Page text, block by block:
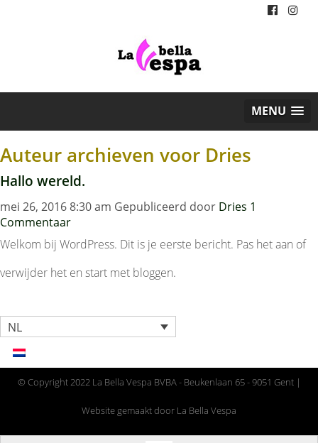
MENU
Auteur archieven voor Dries
Hallo wereld.
mei 26, 2016 8:30 am Gepubliceerd door Dries 1
Commentaar
Welkom bij WordPress. Dit is je eerste bericht. Pas het aan of
verwijder het en start met bloggen.
NL
© Copyright 2022 La Bella Vespa BVBA - Beukenlaan 65 - 9051 Gent |
Website gemaakt door La Bella Vespa